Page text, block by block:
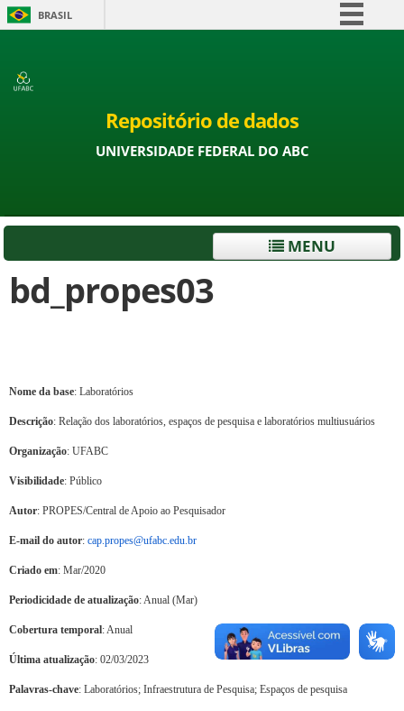
BRASIL
Acesso à informação
Legislação
Repositório de dados
UNIVERSIDADE FEDERAL DO ABC
MENU
bd_propes03
Nome da base: Laboratórios
Descrição: Relação dos laboratórios, espaços de pesquisa e laboratórios multiusuários
Organização: UFABC
Visibilidade: Público
Autor: PROPES/Central de Apoio ao Pesquisador
E-mail do autor: cap.propes@ufabc.edu.br
Criado em: Mar/2020
Periodicidade de atualização: Anual (Mar)
Cobertura temporal: Anual
Última atualização: 02/03/2023
Palavras-chave: Laboratórios; Infraestrutura de Pesquisa; Espaços de pesquisa